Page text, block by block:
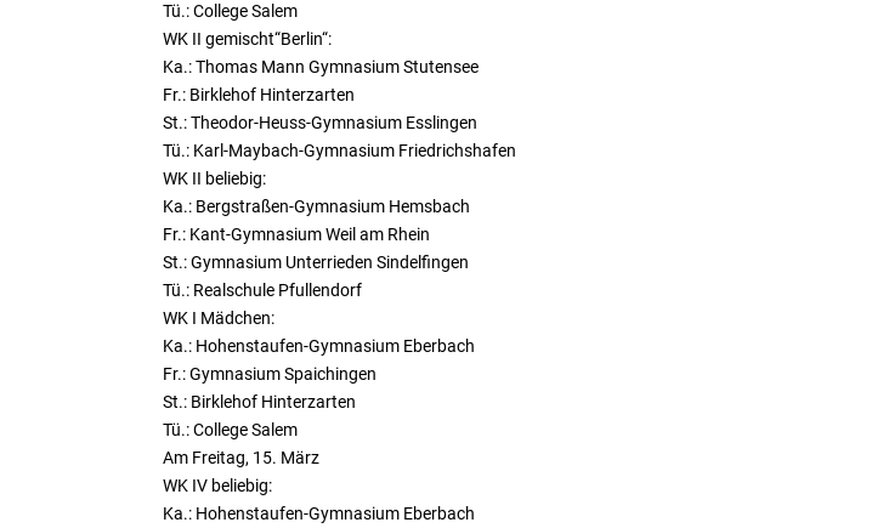
Tü.: College Salem
WK II gemischt“Berlin“:
Ka.: Thomas Mann Gymnasium Stutensee
Fr.: Birklehof Hinterzarten
St.: Theodor-Heuss-Gymnasium Esslingen
Tü.: Karl-Maybach-Gymnasium Friedrichshafen
WK II beliebig:
Ka.: Bergstraßen-Gymnasium Hemsbach
Fr.: Kant-Gymnasium Weil am Rhein
St.: Gymnasium Unterrieden Sindelfingen
Tü.: Realschule Pfullendorf
WK I Mädchen:
Ka.: Hohenstaufen-Gymnasium Eberbach
Fr.: Gymnasium Spaichingen
St.: Birklehof Hinterzarten
Tü.: College Salem
Am Freitag, 15. März
WK IV beliebig:
Ka.: Hohenstaufen-Gymnasium Eberbach